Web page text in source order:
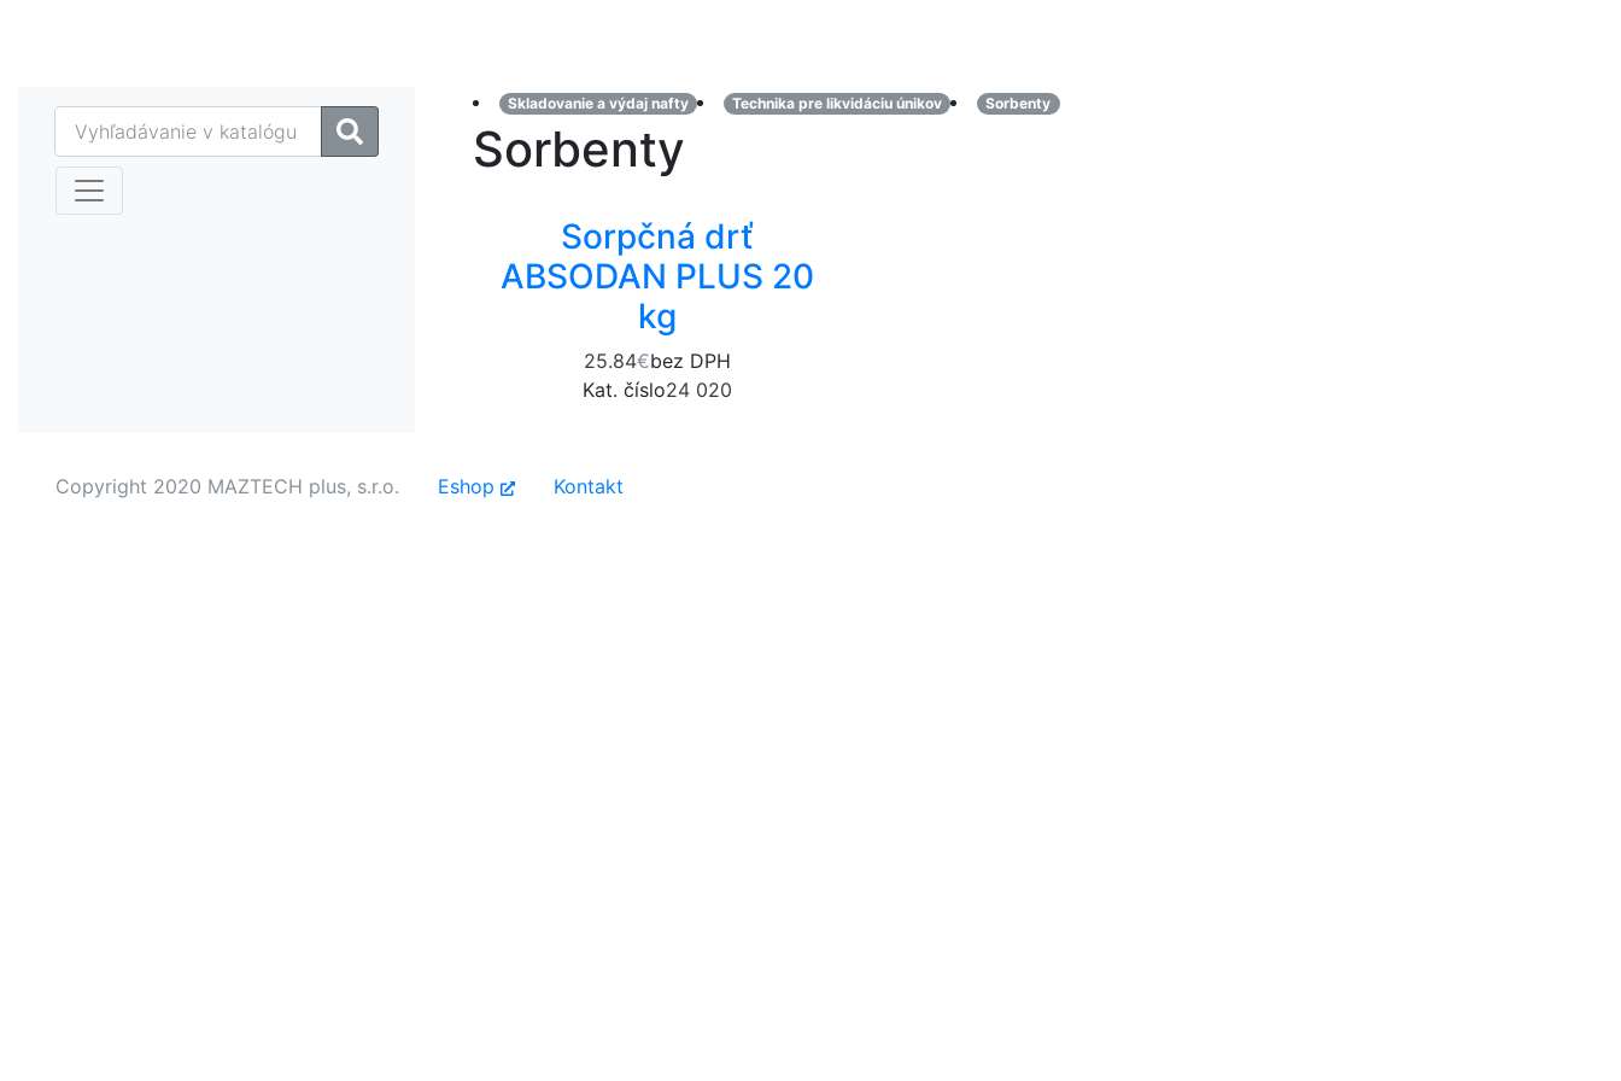
Skladovanie a výdaj nafty Technika pre likvidáciu únikov Sorbenty
Sorbenty
Sorpčná drť
ABSODAN PLUS 20
kg
25.84€bez DPH
Kat. číslo24 020
Copyright 2020 MAZTECH plus, s.r.o. Eshop Kontakt